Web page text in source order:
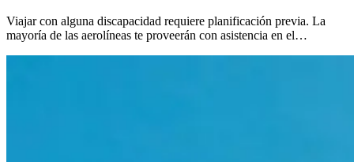
Viajar con alguna discapacidad requiere planificación previa. La
mayoría de las aerolíneas te proveerán con asistencia en el…